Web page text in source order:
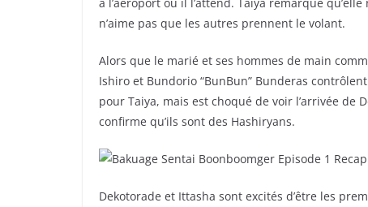
n’aime pas que les autres prennent le volant.
Alors que le marié et ses hommes de main
Ishiro et Bundorio “BunBun” Bunderas
pour Taiya, mais est choqué de voir l’arrivée de
confirme qu’ils sont des Hashiryans.
Dekotorade et Ittasha sont excités d’être les